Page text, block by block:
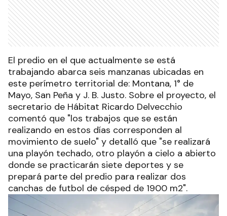
El predio en el que actualmente se está
trabajando abarca seis manzanas ubicadas en
este perímetro territorial de: Montana, 1° de
Mayo, San Peña y J. B. Justo. Sobre el proyecto, el
secretario de Hábitat Ricardo Delvecchio
comentó que "los trabajos que se están
realizando en estos días corresponden al
movimiento de suelo" y detalló que "se realizará
una playón techado, otro playón a cielo a abierto
donde se practicarán siete deportes y se
prepará parte del predio para realizar dos
canchas de futbol de césped de 1900 m2".